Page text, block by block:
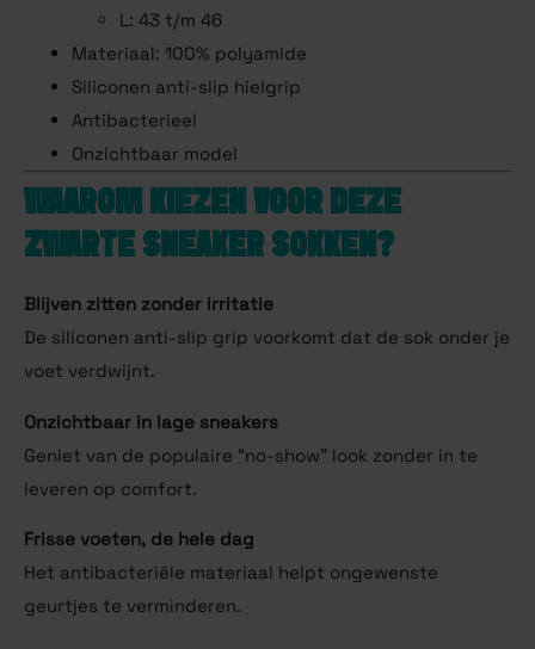
L: 43 t/m 46
Materiaal: 100% polyamide
Siliconen anti-slip hielgrip
Antibacterieel
Onzichtbaar model
WAAROM KIEZEN VOOR DEZE
ZWARTE SNEAKER SOKKEN?
Blijven zitten zonder irritatie
De siliconen anti-slip grip voorkomt dat de sok onder je
voet verdwijnt.
Onzichtbaar in lage sneakers
Geniet van de populaire “no-show” look zonder in te
leveren op comfort.
Frisse voeten, de hele dag
Het antibacteriële materiaal helpt ongewenste
geurtjes te verminderen.